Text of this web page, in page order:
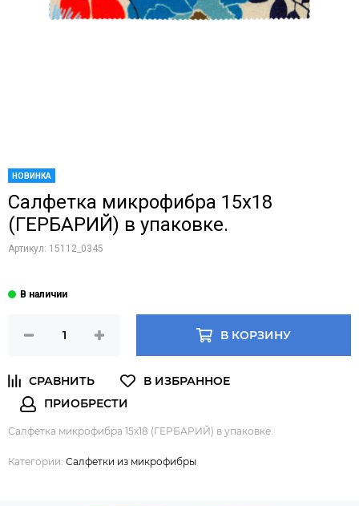
НОВИНКА
Салфетка микрофибра 15х18
(ГЕРБАРИЙ) в упаковке.
Артикул: 15112_0345
В КОРЗИНУ
Салфетка микрофибра 15х18 (ГЕРБАРИЙ) в упаковке.
Категории: Салфетки из микрофибры